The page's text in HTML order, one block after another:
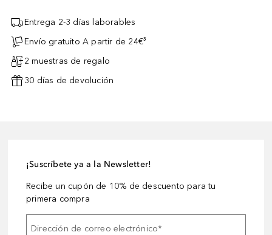
Entrega 2-3 días laborables
Envío gratuito A partir de 24€³
2 muestras de regalo
30 días de devolución
¡Suscríbete ya a la Newsletter!
Recibe un cupón de 10% de descuento para tu
primera compra
Dirección de correo electrónico*